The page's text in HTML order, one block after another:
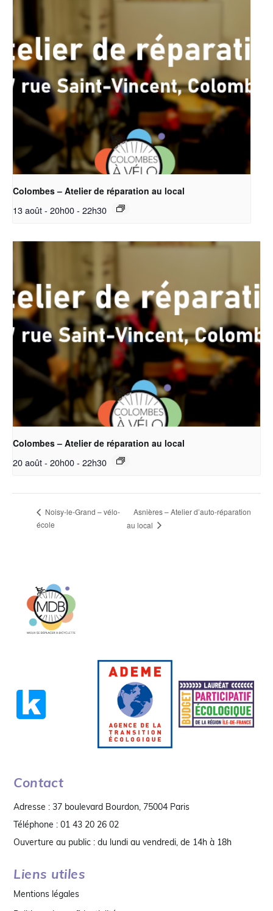
Colombes – Atelier de réparation au local
13 août - 20h00- 22h30
Colombes – Atelier de réparation au local
20 août - 20h00- 22h30
Noisy-le-Grand – vélo-
école
Asnières – Atelier d’auto-réparation
au local
Contact
Adresse : 37 boulevard Bourdon, 75004 Paris
Téléphone : 01 43 20 26 02
Ouverture au public : du lundi au vendredi, de 14h à 18h
Liens utiles
Mentions légales